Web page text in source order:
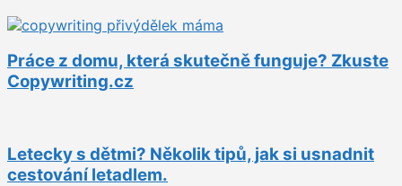
Práce z domu, která skutečně funguje? Zkuste
Copywriting.cz
Letecky s dětmi? Několik tipů, jak si usnadnit
cestování letadlem.